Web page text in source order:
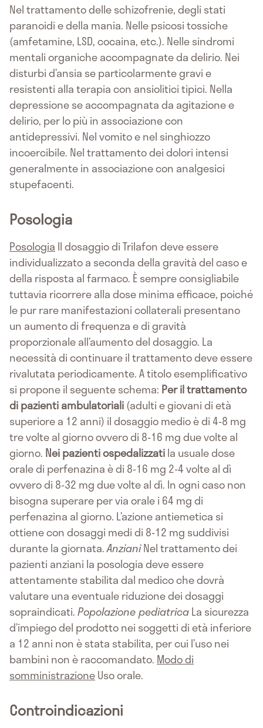
Nel trattamento delle schizofrenie, degli stati
paranoidi e della mania. Nelle psicosi tossiche
(amfetamine, LSD, cocaina, etc.). Nelle sindromi
mentali organiche accompagnate da delirio. Nei
disturbi d’ansia se particolarmente gravi e
resistenti alla terapia con ansiolitici tipici. Nella
depressione se accompagnata da agitazione e
delirio, per lo più in associazione con
antidepressivi. Nel vomito e nel singhiozzo
incoercibile. Nel trattamento dei dolori intensi
generalmente in associazione con analgesici
stupefacenti.
Posologia
Posologia Il dosaggio di Trilafon deve essere
individualizzato a seconda della gravità del caso e
della risposta al farmaco. È sempre consigliabile
tuttavia ricorrere alla dose minima efficace, poiché
le pur rare manifestazioni collaterali presentano
un aumento di frequenza e di gravità
proporzionale all’aumento del dosaggio. La
necessità di continuare il trattamento deve essere
rivalutata periodicamente. A titolo esemplificativo
si propone il seguente schema: Per il trattamento
di pazienti ambulatoriali(adulti e giovani di età
superiore a 12 anni) il dosaggio medio è di 4-8 mg
tre volte al giorno ovvero di 8-16 mg due volte al
giorno. Nei pazienti ospedalizzatila usuale dose
orale di perfenazina è di 8-16 mg 2-4 volte al dì
ovvero di 8-32 mg due volte al dì. In ogni caso non
bisogna superare per via orale i 64 mg di
perfenazina al giorno. L’azione antiemetica si
ottiene con dosaggi medi di 8-12 mg suddivisi
durante la giornata.AnzianiNel trattamento dei
pazienti anziani la posologia deve essere
attentamente stabilita dal medico che dovrà
valutare una eventuale riduzione dei dosaggi
sopraindicati.Popolazione pediatricaLa sicurezza
d’impiego del prodotto nei soggetti di età inferiore
a 12 anni non è stata stabilita, per cui l’uso nei
bambini non è raccomandato. Modo di
somministrazioneUso orale.
Controindicazioni